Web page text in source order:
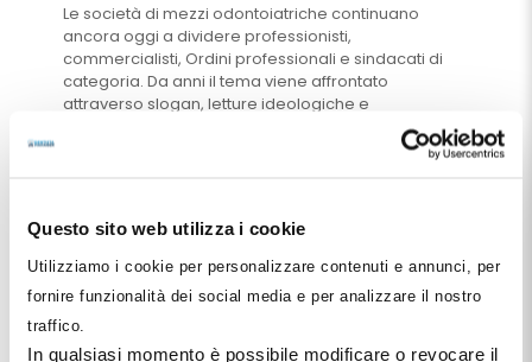
Questo sito web utilizza i cookie
Utilizziamo i cookie per personalizzare contenuti e annunci, per
fornire funzionalità dei social media e per analizzare il nostro
traffico.
In qualsiasi momento è possibile modificare o revocare il
Le società di mezzi odontoiatriche continuano
ancora oggi a dividere professionisti,
commercialisti, Ordini professionali e sindacati di
categoria. Da anni il tema viene affrontato
attraverso slogan, letture ideologiche e
interpretazioni spesso scollegate dalla reale
esercizio dell’attività sanitaria? In questa guida
analizzeremo il tema partendo dalla Legge Volponi,
fino al Consiglio di Stato e alle moderne società di
capitali odontoiatriche.